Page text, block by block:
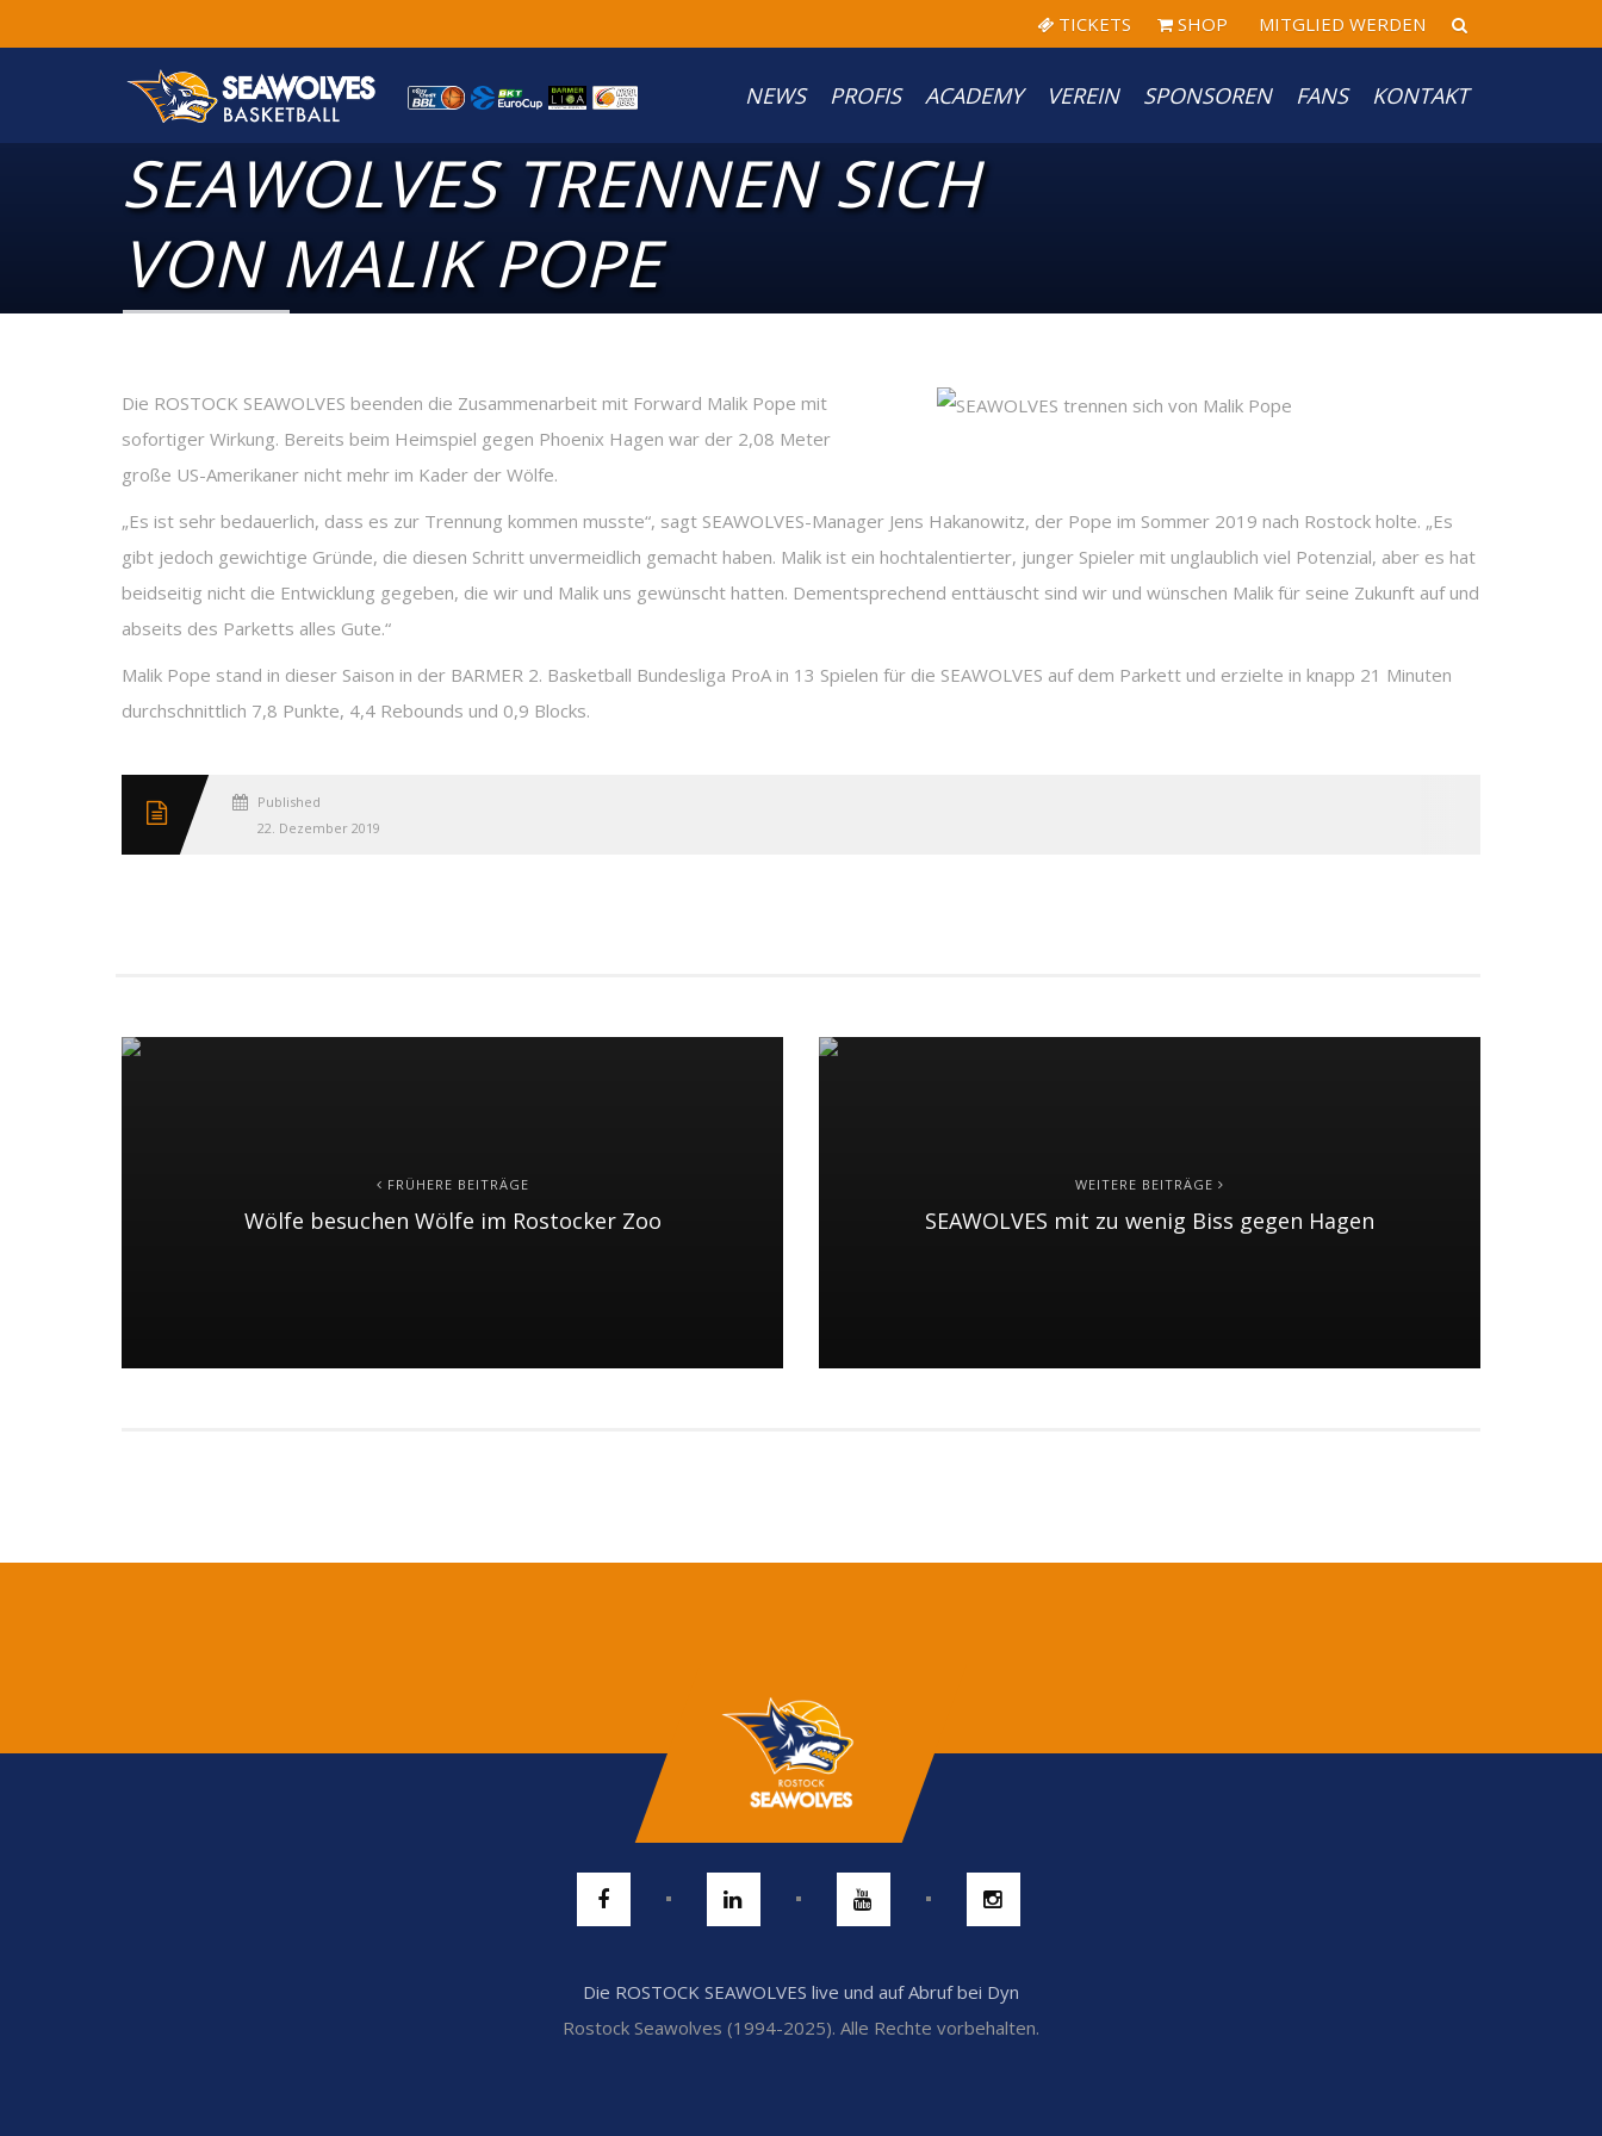
TICKETS SHOP MITGLIED WERDEN
NEWS PROFIS ACADEMY VEREIN SPONSOREN FANS KONTAKT
SEAWOLVES TRENNEN SICH
VON MALIK POPE
Die ROSTOCK SEAWOLVES beenden die Zusammenarbeit mit Forward Malik Pope mit
sofortiger Wirkung. Bereits beim Heimspiel gegen Phoenix Hagen war der 2,08 Meter
große US-Amerikaner nicht mehr im Kader der Wölfe.
„Es ist sehr bedauerlich, dass es zur Trennung kommen musste“, sagt SEAWOLVES-Manager Jens Hakanowitz, der Pope im Sommer 2019 nach Rostock holte. „Es
gibt jedoch gewichtige Gründe, die diesen Schritt unvermeidlich gemacht haben. Malik ist ein hochtalentierter, junger Spieler mit unglaublich viel Potenzial, aber es hat
beidseitig nicht die Entwicklung gegeben, die wir und Malik uns gewünscht hatten. Dementsprechend enttäuscht sind wir und wünschen Malik für seine Zukunft auf und
abseits des Parketts alles Gute.“
Malik Pope stand in dieser Saison in der BARMER 2. Basketball Bundesliga ProA in 13 Spielen für die SEAWOLVES auf dem Parkett und erzielte in knapp 21 Minuten
durchschnittlich 7,8 Punkte, 4,4 Rebounds und 0,9 Blocks.
Published
22. Dezember 2019
FRÜHERE BEITRÄGE
Wölfe besuchen Wölfe im Rostocker Zoo
WEITERE BEITRÄGE
SEAWOLVES mit zu wenig Biss gegen Hagen
Die ROSTOCK SEAWOLVES live und auf Abruf bei Dyn
Rostock Seawolves (1994-2025). Alle Rechte vorbehalten.